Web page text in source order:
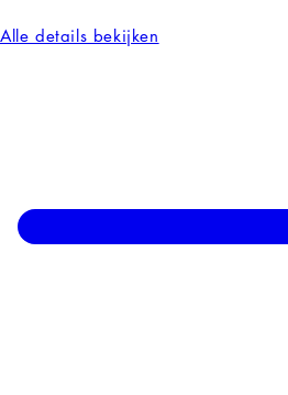
Alle details bekijken